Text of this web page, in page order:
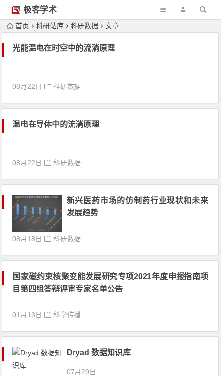
极客学术
首页 科研站库 科研数据 文章
光能温电在时空中的流淌原理
08月22日 科研数据
温电在导体中的流淌原理
08月22日 科研数据
新兴医药市场的仿制药行业现状和未来
发展趋势
08月18日 科研数据
国家磁约束核聚变能发展研究专项2021年度申报指南项
目第四组答辩评审专家名单公告
01月13日 科学传播
Dryad 数据知识库
07月29日